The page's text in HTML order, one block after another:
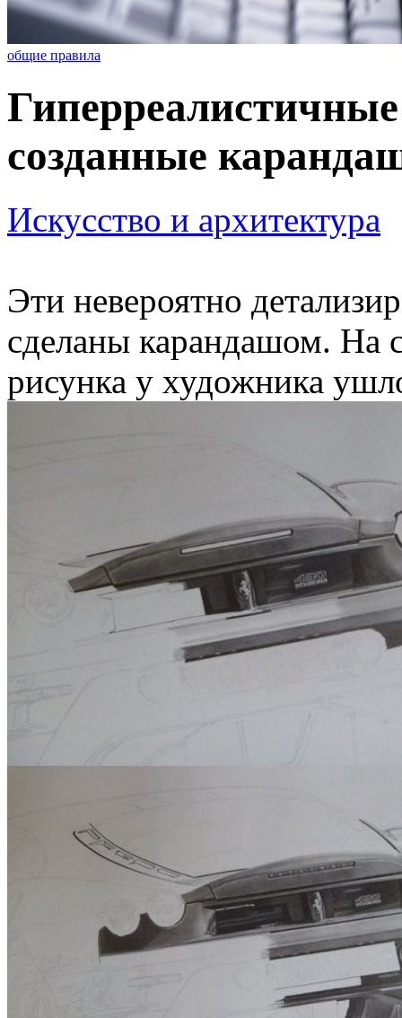
общие правила
созданные
Искусство и архитектура
Эти невероятно
сделаны карандашом. На
рисунка у художника